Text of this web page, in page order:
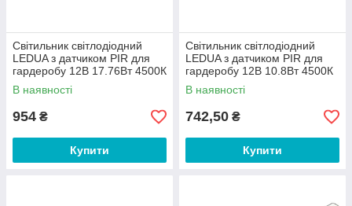
Світильник світлодіодний
LEDUA з датчиком PIR для
гардеробу 12В 17.76Вт 4500К
1900мм
В наявності
954 ₴
Купити
Світильник світлодіодний
LEDUA з датчиком PIR для
гардеробу 12В 10.8Вт 4500К
1100мм
В наявності
742,50 ₴
Купити